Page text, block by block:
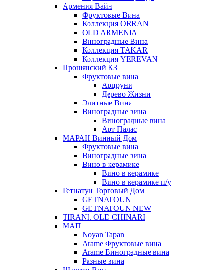
Армения Вайн
Фруктовые Вина
Коллекция ORRAN
OLD ARMENIA
Виноградные Вина
Коллекция TAKAR
Коллекция YEREVAN
Прошянский КЗ
Фруктовые вина
Арцруни
Дерево Жизни
Элитные Вина
Виноградные вина
Виноградные вина
Арт Палас
МАРАН Винный Дом
Фруктовые вина
Виноградные вина
Вино в керамике
Вино в керамике
Вино в керамике п/у
Гетнатун Торговый Дом
GETNATOUN
GETNATOUN NEW
TIRANI. OLD CHINARI
МАП
Noyan Tapan
Arame Фруктовые вина
Arame Виноградные вина
Разные вина